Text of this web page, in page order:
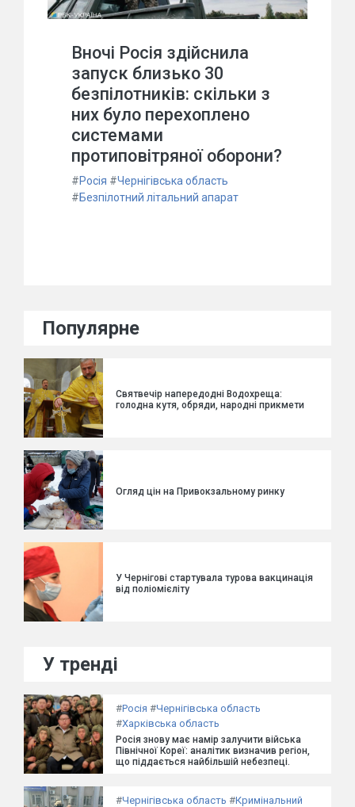
Вночі Росія здійснила
запуск близько 30
безпілотників: скільки з
них було перехоплено
системами
протиповітряної оборони?
#Росія #Чернігівська область
#Безпілотний літальний апарат
Популярне
Святвечір напередодні Водохреща:
голодна кутя, обряди, народні прикмети
Огляд цін на Привокзальному ринку
У Чернігові стартувала турова вакцинація
від поліомієліту
У тренді
#Росія #Чернігівська область
#Харківська область
Росія знову має намір залучити війська
Північної Кореї: аналітик визначив регіон,
що піддається найбільшій небезпеці.
#Чернігівська область #Кримінальний